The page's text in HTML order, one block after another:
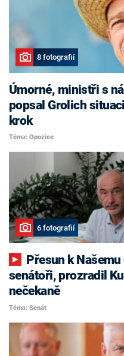
8 fotografií
Úmorné, ministři s
popsal Grolich
krok
Téma: Opozice
6 fotografií
senátoři, prozradil
nečekaně
Téma: Senát